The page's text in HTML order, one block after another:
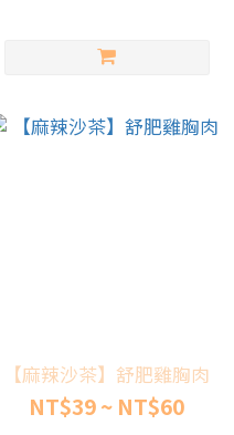
【麻辣沙茶】舒肥雞胸肉
NT$39 ~ NT$60